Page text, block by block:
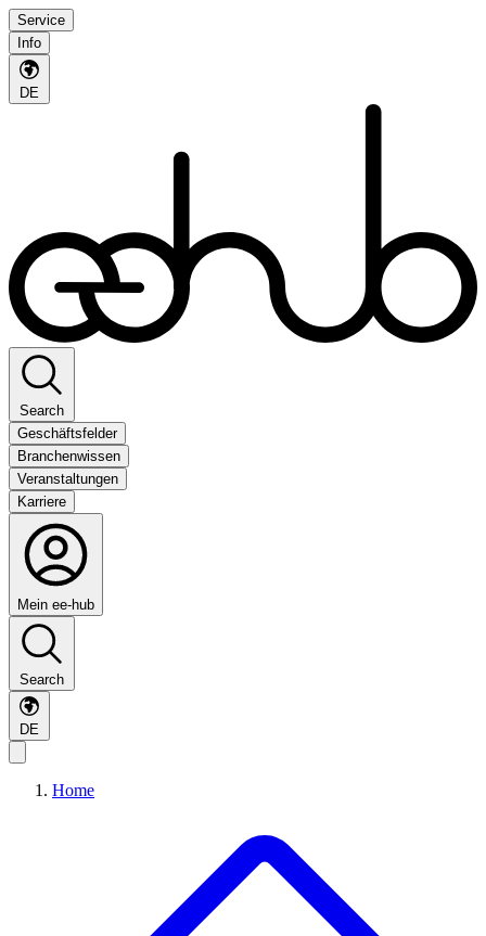
Service
Info
DE
Search
Geschäftsfelder
Branchenwissen
Veranstaltungen
Karriere
Mein ee-hub
Search
DE
Home